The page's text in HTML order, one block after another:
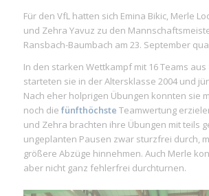
Für den VfL hatten sich Emina Bikic, Merle
und Zehra Yavuz zu den
Ransbach-Baumbach am 23. September
In den starken Wettkampf mit 16 Teams aus
starteten sie in der Altersklasse 2004 und
Nach eher holprigen Übungen konnten sie
noch die fünfthöchste Teamwertung
und Zehra brachten ihre Übungen mit teils
ungeplanten Pausen zwar sturzfrei durch,
größere Abzüge hinnehmen. Auch Merle
aber nicht ganz fehlerfrei durchturnen.